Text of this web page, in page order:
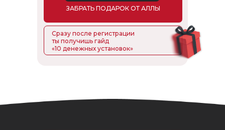
Сразу после регистрации
ты получишь гайд
«10 денежных установок»
ЗАБРАТЬ ПОДАРОК ОТ АЛЛЫ